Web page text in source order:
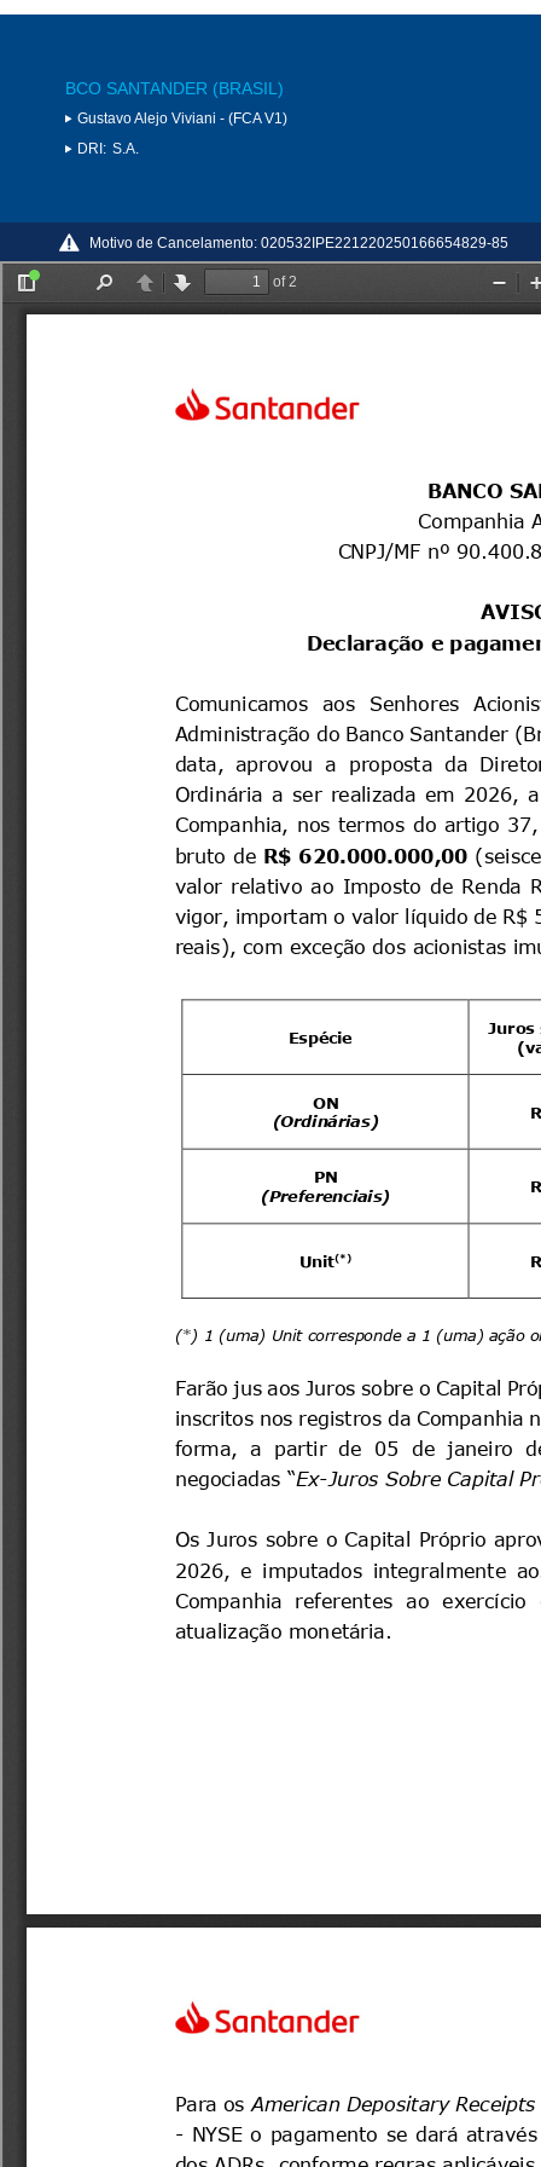
BCO SANTANDER (BRASIL)
Gustavo Alejo Viviani - (FCA V1)
DRI: S.A.
Motivo de Cancelamento: 020532IPE221220250166654829-85